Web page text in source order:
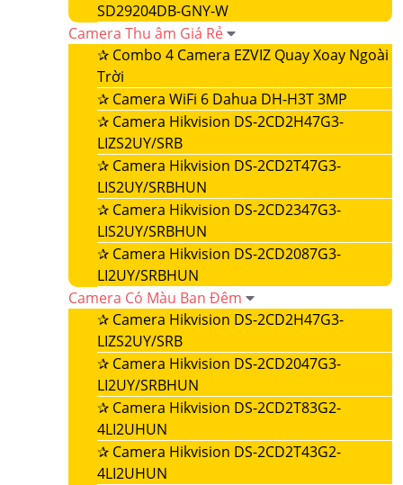
SD29204DB-GNY-W
Camera Thu âm Giá Rẻ
✰ Combo 4 Camera EZVIZ Quay Xoay Ngoài
Trời
✰ Camera WiFi 6 Dahua DH-H3T 3MP
✰ Camera Hikvision DS-2CD2H47G3-
LIZS2UY/SRB
✰ Camera Hikvision DS-2CD2T47G3-
LIS2UY/SRBHUN
✰ Camera Hikvision DS-2CD2347G3-
LIS2UY/SRBHUN
✰ Camera Hikvision DS-2CD2087G3-
LI2UY/SRBHUN
Camera Có Màu Ban Đêm
✰ Camera Hikvision DS-2CD2H47G3-
LIZS2UY/SRB
✰ Camera Hikvision DS-2CD2047G3-
LI2UY/SRBHUN
✰ Camera Hikvision DS-2CD2T83G2-
4LI2UHUN
✰ Camera Hikvision DS-2CD2T43G2-
4LI2UHUN